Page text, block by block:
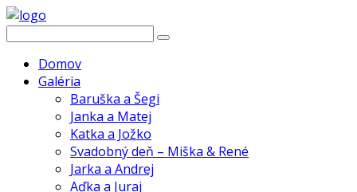
Domov
Galéria
Baruška a Šegi
Janka a Matej
Katka a Jožko
Svadobný deň – Miška & René
Jarka a Andrej
Aďka a Juraj